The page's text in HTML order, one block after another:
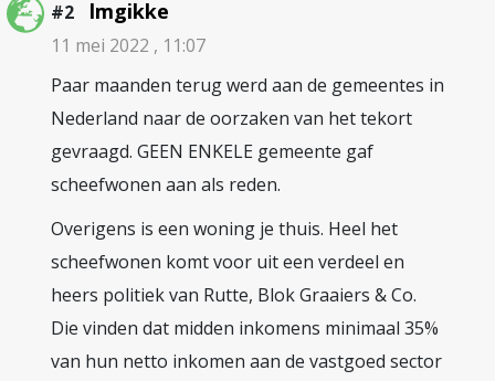
#2 lmgikke
11 mei 2022 , 11:07
Paar maanden terug werd aan de gemeentes in
Nederland naar de oorzaken van het tekort
gevraagd. GEEN ENKELE gemeente gaf
scheefwonen aan als reden.
Overigens is een woning je thuis. Heel het
scheefwonen komt voor uit een verdeel en
heers politiek van Rutte, Blok Graaiers & Co.
Die vinden dat midden inkomens minimaal 35%
van hun netto inkomen aan de vastgoed sector